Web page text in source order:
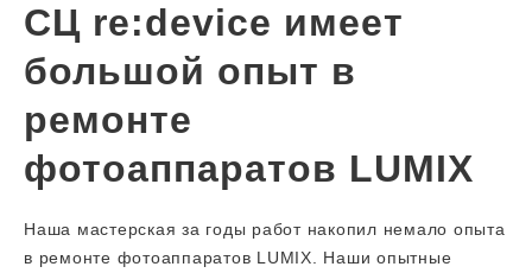
СЦ re:device имеет
большой опыт в
ремонте
фотоаппаратов LUMIX
Наша мастерская за годы работ накопил немало опыта
в ремонте фотоаппаратов LUMIX. Наши опытные